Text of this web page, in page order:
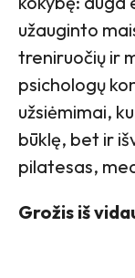
užauginto
treniruočių ir
psichologų
užsiėmimai,
būklę, bet ir
pilatesas,
Grožis iš